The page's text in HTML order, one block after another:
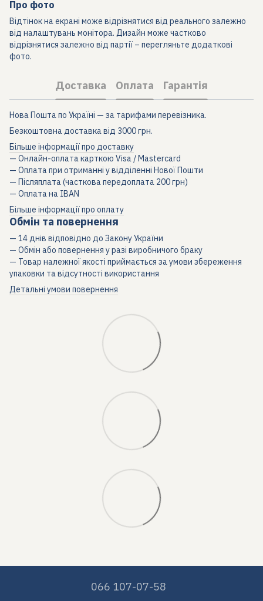
Про фото
Відтінок на екрані може відрізнятися від реального залежно
від налаштувань монітора. Дизайн може частково
відрізнятися залежно від партії – перегляньте додаткові
фото.
Доставка Оплата Гарантія
Нова Пошта по Україні — за тарифами перевізника.
Безкоштовна доставка від 3000 грн.
Більше інформації про доставку
— Онлайн-оплата карткою Visa / Mastercard
— Оплата при отриманні у відділенні Нової Пошти
— Післяплата (часткова передоплата 200 грн)
— Оплата на IBAN
Більше інформації про оплату
Обмін та повернення
— 14 днів відповідно до Закону України
— Обмін або повернення у разі виробничого браку
— Товар належної якості приймається за умови збереження
упаковки та відсутності використання
Детальні умови повернення
066 107-07-58